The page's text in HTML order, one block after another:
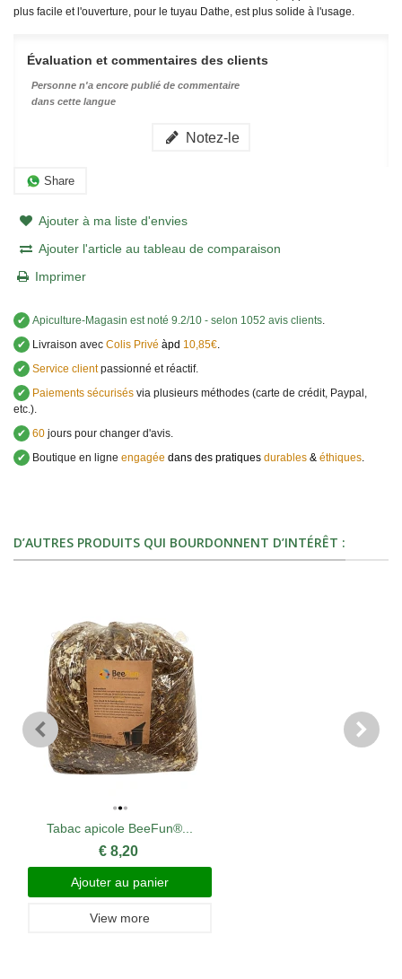
plus facile et l'ouverture, pour le tuyau Dathe, est plus solide à l'usage.
Évaluation et commentaires des clients
Personne n'a encore publié de commentaire
dans cette langue
Notez-le
Share
Ajouter à ma liste d'envies
Ajouter l'article au tableau de comparaison
Imprimer
✔ Apiculture-Magasin est noté 9.2/10 - selon 1052 avis clients.
✔
Livraison avec Colis Privé àpd 10,85€.
✔ Service clientpassionné et réactif.
✔
Paiements sécurisés via plusieurs méthodes (carte de crédit, Paypal,
etc.).
✔ 60 jours pour changer d'avis.
✔
Boutique en ligne engagée dans des pratiques durables & éthiques.
D’AUTRES PRODUITS QUI BOURDONNENT D’INTÉRÊT :
Tabac apicole BeeFun®...
€ 8,20
Ajouter au panier
View more